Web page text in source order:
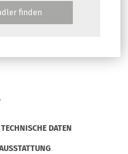
finden
TECHNISCHE DATEN